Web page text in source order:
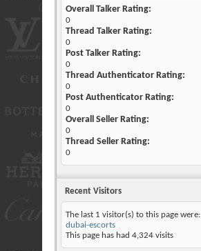
Overall Talker Rating:
0
Thread Talker Rating:
0
Post Talker Rating:
0
Thread Authenticator Rating:
0
Post Authenticator Rating:
0
Overall Seller Rating:
0
Thread Seller Rating:
0
Recent Visitors
The last 1 visitor(s) to this page were:
dubai-escorts
This page has had 4,324visits